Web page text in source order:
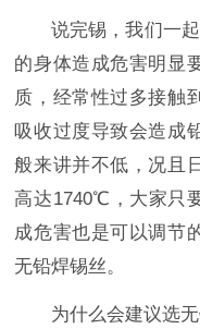
说完锡，我们一
的身体造成危害明显
质，经常性过多接触
吸收过度导致会造成
般来讲并不低，况且
高达1740℃，大家只
成危害也是可以调节
无铅焊锡丝。
为什么会建议选